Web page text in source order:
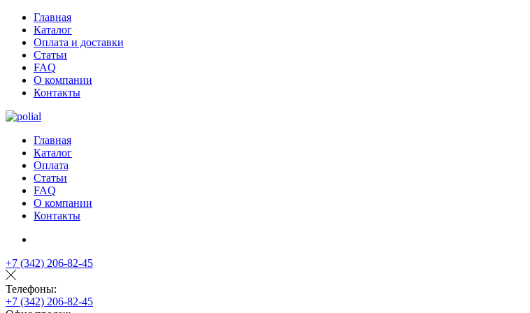
Главная
Каталог
Оплата и доставки
Статьи
FAQ
О компании
Контакты
Главная
Каталог
Оплата
Статьи
FAQ
О компании
Контакты
+7 (342) 206-82-45
Телефоны:
+7 (342) 206-82-45